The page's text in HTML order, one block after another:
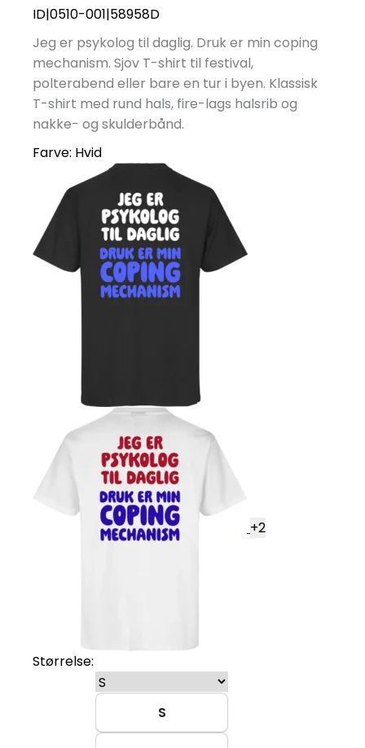
ID|0510-001|58958D
Jeg er psykolog til daglig. Druk er min coping
mechanism. Sjov T-shirt til festival,
polterabend eller bare en tur i byen. Klassisk
T-shirt med rund hals, fire-lags halsrib og
nakke- og skulderbånd.
Farve: Hvid
+2
Størrelse:
S